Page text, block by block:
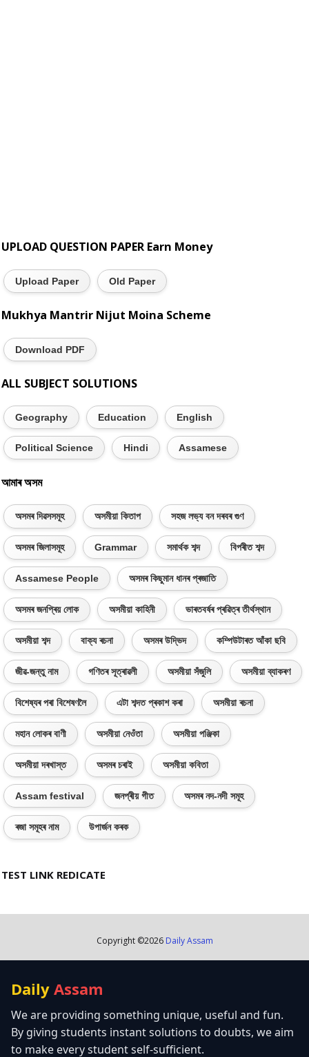
UPLOAD QUESTION PAPER Earn Money
Upload Paper Old Paper
Mukhya Mantrir Nijut Moina Scheme
Download PDF
ALL SUBJECT SOLUTIONS
Geography Education English
Political Science Hindi Assamese
আমাৰ অসম
অসমৰ দিৱসসমূহ অসমীয়া কিতাপ সহজ লভ্য বন দৰবৰ গুণ
অসমৰ জিলাসমূহ Grammar সমাৰ্থক শব্দ বিপৰীত শব্দ
Assamese People অসমৰ কিছুমান ধানৰ প্ৰজাতি
অসমৰ জনপ্ৰিয় লোক অসমীয়া কাহিনী ভাৰতবৰ্ষৰ প্ৰৱিত্ৰ তীৰ্থস্থান
অসমীয়া শব্দ বাক্য ৰচনা অসমৰ উদ্ভিদ কম্পিউটাৰত আঁকা ছবি
জীৱ-জন্তু নাম গণিতৰ সূত্ৰাৱলী অসমীয়া সঁজুলি অসমীয়া ব্যাকৰণ
বিশেষ্যৰ পৰা বিশেষণলৈ এটা শব্দত প্ৰকাশ কৰা অসমীয়া ৰচনা
মহান লোকৰ বাণী অসমীয়া নেওঁতা অসমীয়া পঞ্জিকা
অসমীয়া দৰখাস্ত অসমৰ চৰাই অসমীয়া কবিতা
Assam festival জনপ্ৰীয় গীত অসমৰ নদ-নদী সমূহ
ৰজা সমূহৰ নাম উপাৰ্জন কৰক
TEST LINK REDICATE
Copyright ©2026 Daily Assam
Daily Assam
We are providing something unique, useful and fun.
By giving students instant solutions to doubts, we aim
to make every student self-sufficient.